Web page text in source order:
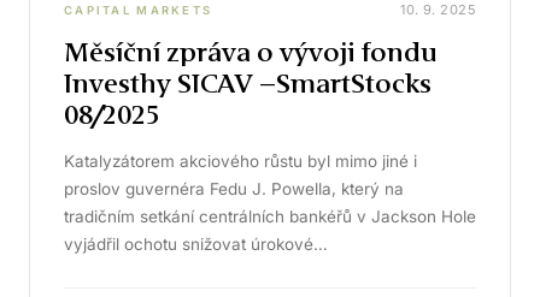
CAPITAL MARKETS 10. 9. 2025
Měsíční zpráva o vývoji fondu
Investhy SICAV –SmartStocks
08/2025
Katalyzátorem akciového růstu byl mimo jiné i
proslov guvernéra Fedu J. Powella, který na
tradičním setkání centrálních bankéřů v Jackson Hole
vyjádřil ochotu snižovat úrokové…